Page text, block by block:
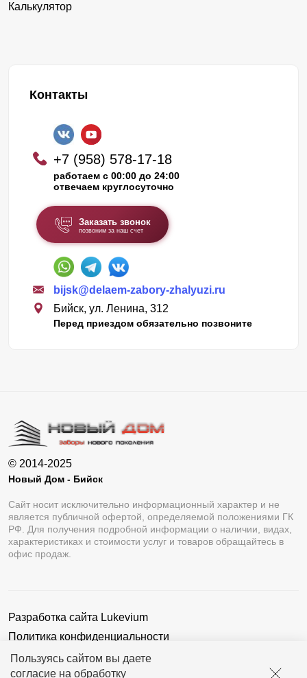
Пользуясь сайтом вы даете
согласие на обработку
Калькулятор
Контакты
+7 (958) 578-17-18
работаем с 00:00 до 24:00
отвечаем круглосуточно
Заказать звонок
позвоним за наш счет
bijsk@delaem-zabory-zhalyuzi.ru
Бийск, ул. Ленина, 312
Перед приездом обязательно позвоните
© 2014-2025
Новый Дом - Бийск
Сайт носит исключительно информационный характер и не
является публичной офертой, определяемой положениями ГК
РФ. Для получения подробной информации о наличии, видах,
характеристиках и стоимости услуг и товаров обращайтесь в
офис продаж.
Разработка сайта Lukevium
Политика конфиденциальности
Пользовательское соглашение